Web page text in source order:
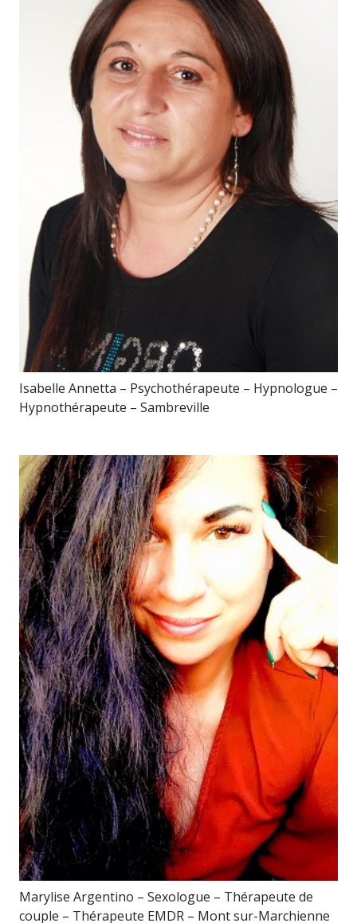
Isabelle Annetta – Psychothérapeute – Hypnologue –
Hypnothérapeute – Sambreville
Marylise Argentino – Sexologue – Thérapeute de
couple – Thérapeute EMDR – Mont sur-Marchienne